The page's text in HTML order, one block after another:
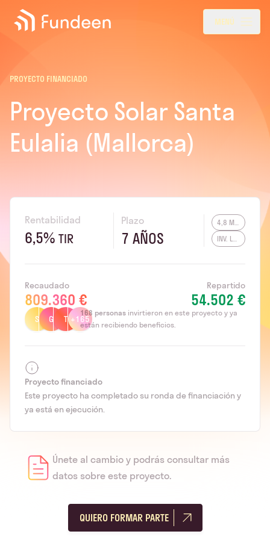
Fundeen Menu
MENÚ
PROYECTO FINANCIADO
Proyecto Solar Santa
Eulalia (Mallorca)
Rentabilidad
6,5% TIR
Plazo
7 AÑOS
4,8 MW
INV. LOCAL
Recaudado
809.360 €
Repartido
54.502 €
S G T +165
168 personas invirtieron en este proyecto y ya
están recibiendo beneficios.
Proyecto financiado
Este proyecto ha completado su ronda de financiación y
ya está en ejecución.
Únete al cambio y podrás consultar más
datos sobre este proyecto.
QUIERO FORMAR PARTE